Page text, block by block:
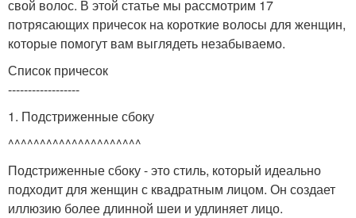
свой волос. В этой статье мы рассмотрим 17
потрясающих причесок на короткие волосы для женщин,
которые помогут вам выглядеть незабываемо.
Список причесок
------------------
1. Подстриженные сбоку
^^^^^^^^^^^^^^^^^^^^^
Подстриженные сбоку - это стиль, который идеально
подходит для женщин с квадратным лицом. Он создает
иллюзию более длинной шеи и удлиняет лицо.